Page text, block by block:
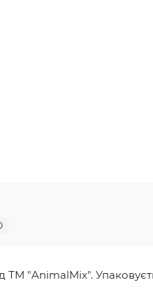
"AnimalMix".